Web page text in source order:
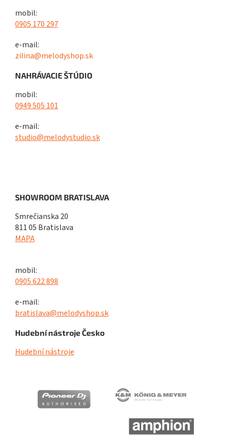
mobil:
0905 170 297
e-mail:
zilina@melodyshop.sk
NAHRÁVACIE ŠTÚDIO
mobil:
0949 505 101
e-mail:
studio@melodystudio.sk
SHOWROOM BRATISLAVA
Smrečianska 20
811 05 Bratislava
MAPA
mobil:
0905 622 898
e-mail:
bratislava@melodyshop.sk
Hudební nástroje Česko
Hudební nástroje